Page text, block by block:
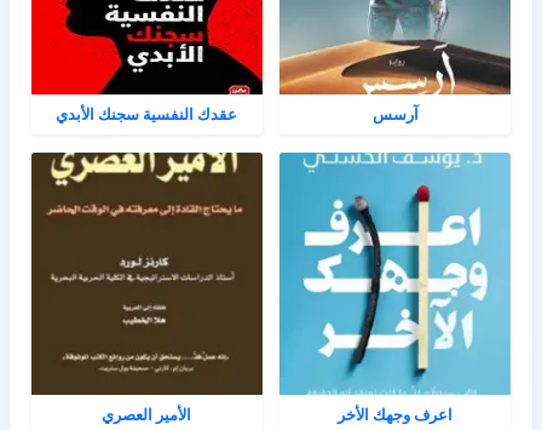
آرسس عقدك النفسية سجنك الأبدي
اعرف وجهك الأخر الأمير العصري